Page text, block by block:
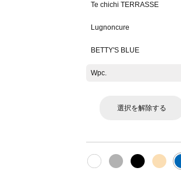
Te chichi TERRASSE
Lugnoncure
BETTY'S BLUE
Wpc.
選択を解除する